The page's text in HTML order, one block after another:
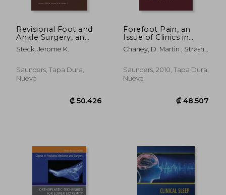
Revisional Foot and
Ankle Surgery, an
Issue of Clinics in
Podiatric Medicine
26-1 (en Inglés)
Steck, Jerome K.
Saunders, Tapa Dura,
Nuevo
Forefoot Pain, an
Issue of Clinics in
Podiatric Medicine
and Surgery: Volume
Chaney, D. Martin ; Strash,
Saunders, 2010, Tapa Dura,
Nuevo